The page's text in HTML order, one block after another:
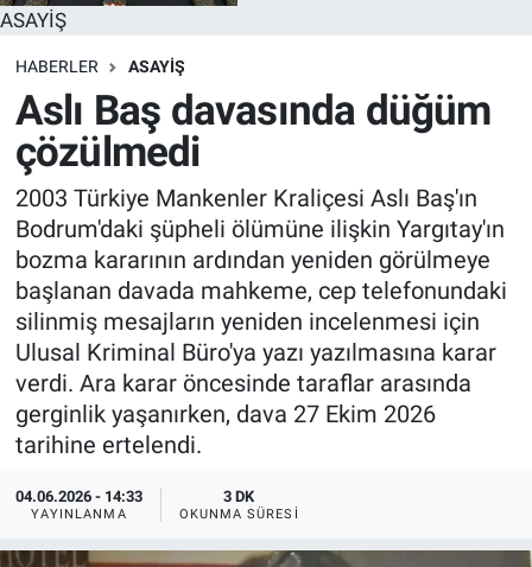
ASAYİŞ
HABERLER ASAYİŞ
Aslı Baş davasında düğüm
çözülmedi
2003 Türkiye Mankenler Kraliçesi Aslı Baş'ın
Bodrum'daki şüpheli ölümüne ilişkin Yargıtay'ın
bozma kararının ardından yeniden görülmeye
başlanan davada mahkeme, cep telefonundaki
silinmiş mesajların yeniden incelenmesi için
Ulusal Kriminal Büro'ya yazı yazılmasına karar
verdi. Ara karar öncesinde taraflar arasında
gerginlik yaşanırken, dava 27 Ekim 2026
tarihine ertelendi.
04.06.2026 - 14:33
YAYINLANMA
3 DK
OKUNMA SÜRESI